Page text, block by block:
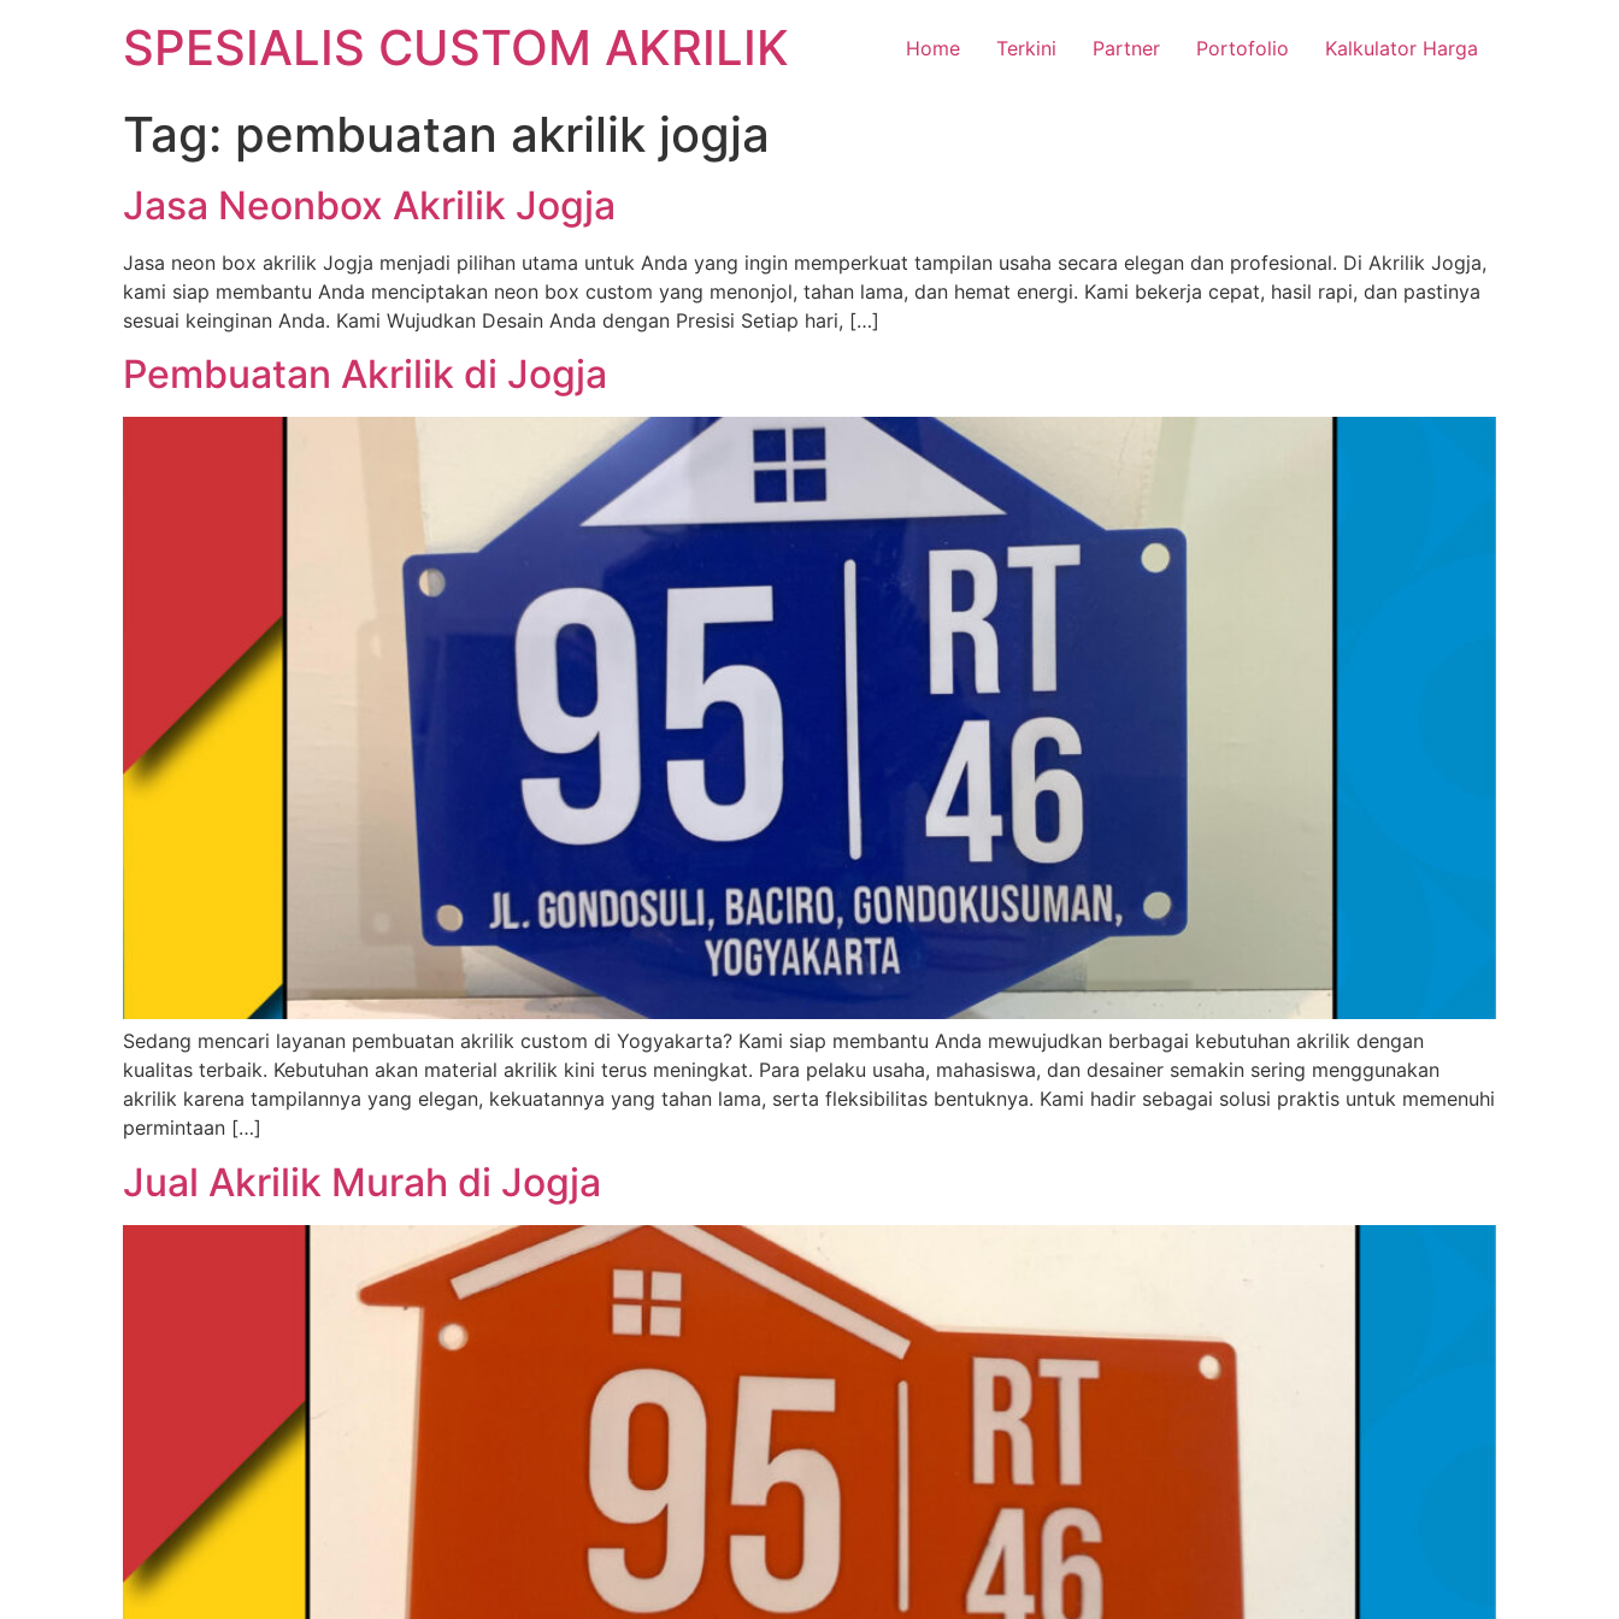
SPESIALIS CUSTOM AKRILIK Home Terkini Partner Portofolio Kalkulator Harga
Tag: pembuatan akrilik jogja
Jasa Neonbox Akrilik Jogja
Jasa neon box akrilik Jogja menjadi pilihan utama untuk Anda yang ingin memperkuat tampilan usaha secara elegan dan profesional. Di Akrilik Jogja,
kami siap membantu Anda menciptakan neon box custom yang menonjol, tahan lama, dan hemat energi. Kami bekerja cepat, hasil rapi, dan pastinya
sesuai keinginan Anda. Kami Wujudkan Desain Anda dengan Presisi Setiap hari, […]
Pembuatan Akrilik di Jogja
Sedang mencari layanan pembuatan akrilik custom di Yogyakarta? Kami siap membantu Anda mewujudkan berbagai kebutuhan akrilik dengan
kualitas terbaik. Kebutuhan akan material akrilik kini terus meningkat. Para pelaku usaha, mahasiswa, dan desainer semakin sering menggunakan
akrilik karena tampilannya yang elegan, kekuatannya yang tahan lama, serta fleksibilitas bentuknya. Kami hadir sebagai solusi praktis untuk memenuhi
permintaan […]
Jual Akrilik Murah di Jogja